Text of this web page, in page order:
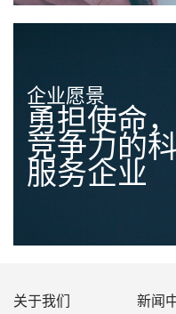
企业愿景
勇担使命
竞争力的
服务企业
关于我们 新闻